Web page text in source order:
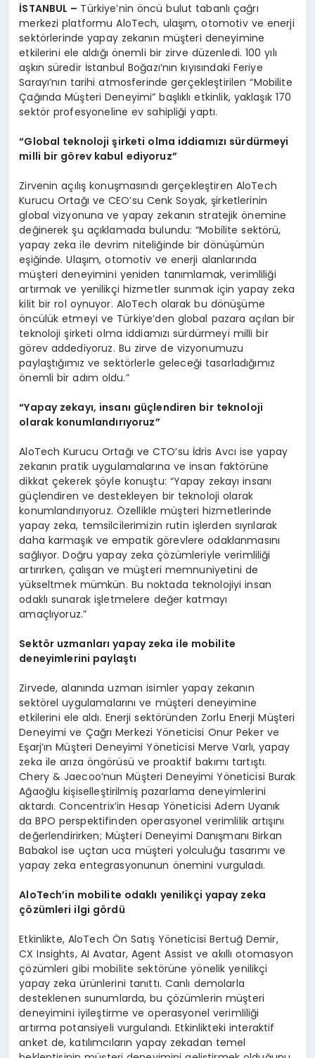
İSTANBUL – Türkiye’nin öncü bulut tabanlı çağrı
merkezi platformu AloTech, ulaşım, otomotiv ve enerji
sektörlerinde yapay zekanın müşteri deneyimine
etkilerini ele aldığı önemli bir zirve düzenledi. 100 yılı
aşkın süredir İstanbul Boğazı’nın kıyısındaki Feriye
Sarayı’nın tarihi atmosferinde gerçekleştirilen “Mobilite
Çağında Müşteri Deneyimi” başlıklı etkinlik, yaklaşık 170
sektör profesyoneline ev sahipliği yaptı.
“Global teknoloji şirketi olma iddiamızı sürdürmeyi
milli bir görev kabul ediyoruz”
Zirvenin açılış konuşmasındı gerçekleştiren AloTech
Kurucu Ortağı ve CEO’su Cenk Soyak, şirketlerinin
global vizyonuna ve yapay zekanın stratejik önemine
değinerek şu açıklamada bulundu: “Mobilite sektörü,
yapay zeka ile devrim niteliğinde bir dönüşümün
eşiğinde. Ulaşım, otomotiv ve enerji alanlarında
müşteri deneyimini yeniden tanımlamak, verimliliği
artırmak ve yenilikçi hizmetler sunmak için yapay zeka
kilit bir rol oynuyor. AloTech olarak bu dönüşüme
öncülük etmeyi ve Türkiye’den global pazara açılan bir
teknoloji şirketi olma iddiamızı sürdürmeyi milli bir
görev addediyoruz. Bu zirve de vizyonumuzu
paylaştığımız ve sektörlerle geleceği tasarladığımız
önemli bir adım oldu.”
“Yapay zekayı, insanı güçlendiren bir teknoloji
olarak konumlandırıyoruz”
AloTech Kurucu Ortağı ve CTO’su İdris Avcı ise yapay
zekanın pratik uygulamalarına ve insan faktörüne
dikkat çekerek şöyle konuştu: “Yapay zekayı insanı
güçlendiren ve destekleyen bir teknoloji olarak
konumlandırıyoruz. Özellikle müşteri hizmetlerinde
yapay zeka, temsilcilerimizin rutin işlerden sıyrılarak
daha karmaşık ve empatik görevlere odaklanmasını
sağlıyor. Doğru yapay zeka çözümleriyle verimliliği
artırırken, çalışan ve müşteri memnuniyetini de
yükseltmek mümkün. Bu noktada teknolojiyi insan
odaklı sunarak işletmelere değer katmayı
amaçlıyoruz.”
Sektör uzmanları yapay zeka ile mobilite
deneyimlerini paylaştı
Zirvede, alanında uzman isimler yapay zekanın
sektörel uygulamalarını ve müşteri deneyimine
etkilerini ele aldı. Enerji sektöründen Zorlu Enerji Müşteri
Deneyimi ve Çağrı Merkezi Yöneticisi Onur Peker ve
Eşarj’ın Müşteri Deneyimi Yöneticisi Merve Varlı, yapay
zeka ile arıza öngörüsü ve proaktif bakımı tartıştı.
Chery & Jaecoo’nun Müşteri Deneyimi Yöneticisi Burak
Ağaoğlu kişiselleştirilmiş pazarlama deneyimlerini
aktardı. Concentrix’in Hesap Yöneticisi Adem Uyanık
da BPO perspektifinden operasyonel verimlilik artışını
değerlendirirken; Müşteri Deneyimi Danışmanı Birkan
Babakol ise uçtan uca müşteri yolculuğu tasarımı ve
yapay zeka entegrasyonunun önemini vurguladı.
AloTech’in mobilite odaklı yenilikçi yapay zeka
çözümleri ilgi gördü
Etkinlikte, AloTech Ön Satış Yöneticisi Bertuğ Demir,
CX Insights, AI Avatar, Agent Assist ve akıllı otomasyon
çözümleri gibi mobilite sektörüne yönelik yenilikçi
yapay zeka ürünlerini tanıttı. Canlı demolarla
desteklenen sunumlarda, bu çözümlerin müşteri
deneyimini iyileştirme ve operasyonel verimliliği
artırma potansiyeli vurgulandı. Etkinlikteki interaktif
anket de, katılımcıların yapay zekadan temel